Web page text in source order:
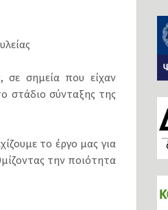
σε σημεία που είχαν
στάδιο σύνταξης της
το έργο μας για
την ποιότητα